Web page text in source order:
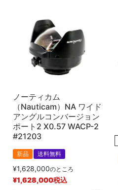
ノーティカム
（Nauticam）NA ワイド
アングルコンバージョン
ポート2 X0.57 WACP-2
#21203
新品 送料無料
¥1,628,000のところ
¥1,628,000税込